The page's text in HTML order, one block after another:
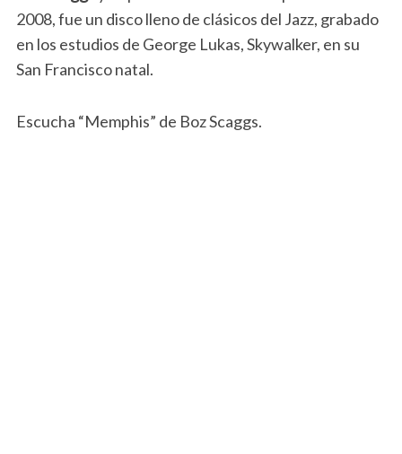
2008, fue un disco lleno de clásicos del Jazz, grabado
en los estudios de George Lukas, Skywalker, en su
San Francisco natal.
Escucha “Memphis” de Boz Scaggs.